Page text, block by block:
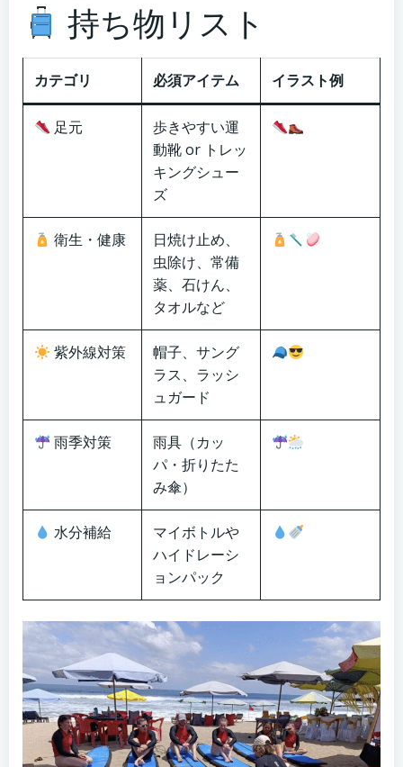
持ち物リスト
カテゴリ 必須アイテム イラスト例
足元
歩きやすい運
動靴 or トレッ
キングシュー
ズ
衛生・健康
日焼け止め、
虫除け、常備
薬、石けん、
タオルなど
紫外線対策
帽子、サング
ラス、ラッシ
ュガード
雨季対策
雨具（カッ
パ・折りたた
み傘）
水分補給
マイボトルや
ハイドレーシ
ョンパック